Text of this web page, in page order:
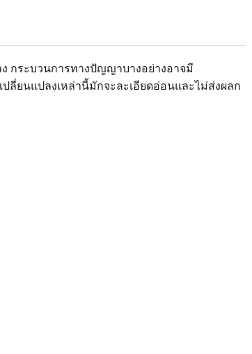
ง กระบวนการทางปัญญาบางอย่างอาจมี
ลี่ยนแปลงเหล่านี้มักจะละเอียดอ่อนและไม่ส่งผลก